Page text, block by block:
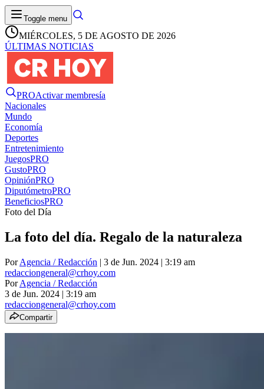
Toggle menu
MIÉRCOLES, 5 DE AGOSTO DE 2026
ÚLTIMAS NOTICIAS
PROActivar membresía
Nacionales
Mundo
Economía
Deportes
Entretenimiento
JuegosPRO
GustoPRO
OpiniónPRO
DiputómetroPRO
BeneficiosPRO
Foto del Día
La foto del día. Regalo de la naturaleza
PorAgencia / Redacción | 3 de Jun. 2024 | 3:19 am
redacciongeneral@crhoy.com
PorAgencia / Redacción
3 de Jun. 2024 | 3:19 am
redacciongeneral@crhoy.com
Compartir